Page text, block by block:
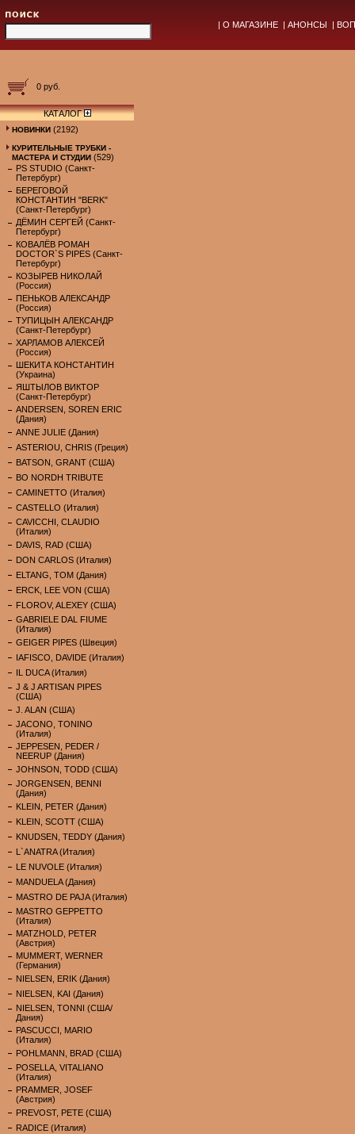
| О МАГАЗИНЕ | АНОНСЫ |
0 руб.
КАТАЛОГ
НОВИНКИ (2192)
КУРИТЕЛЬНЫЕ ТРУБКИ -
МАСТЕРА И СТУДИИ (529)
PS STUDIO (Санкт-
Петербург)
БЕРЕГОВОЙ
КОНСТАНТИН "BERK"
(Санкт-Петербург)
ДЁМИН СЕРГЕЙ (Санкт-
Петербург)
КОВАЛЁВ РОМАН
DOCTOR`S PIPES (Санкт-
Петербург)
КОЗЫРЕВ НИКОЛАЙ
(Россия)
ПЕНЬКОВ АЛЕКСАНДР
(Россия)
ТУПИЦЫН АЛЕКСАНДР
(Санкт-Петербург)
ХАРЛАМОВ АЛЕКСЕЙ
(Россия)
ШЕКИТА КОНСТАНТИН
(Украина)
ЯШТЫЛОВ ВИКТОР
(Санкт-Петербург)
ANDERSEN, SOREN ERIC
(Дания)
ANNE JULIE (Дания)
ASTERIOU, CHRIS (Греция)
BATSON, GRANT (США)
BO NORDH TRIBUTE
CAMINETTO (Италия)
CASTELLO (Италия)
CAVICCHI, CLAUDIO
(Италия)
DAVIS, RAD (США)
DON CARLOS (Италия)
ELTANG, TOM (Дания)
ERCK, LEE VON (США)
FLOROV, ALEXEY (США)
GABRIELE DAL FIUME
(Италия)
GEIGER PIPES (Швеция)
IAFISCO, DAVIDE (Италия)
IL DUCA (Италия)
J & J ARTISAN PIPES
(США)
J. ALAN (США)
JACONO, TONINO
(Италия)
JEPPESEN, PEDER /
NEERUP (Дания)
JOHNSON, TODD (США)
JORGENSEN, BENNI
(Дания)
KLEIN, PETER (Дания)
KLEIN, SCOTT (США)
KNUDSEN, TEDDY (Дания)
L`ANATRA (Италия)
LE NUVOLE (Италия)
MANDUELA (Дания)
MASTRO DE PAJA (Италия)
MASTRO GEPPETTO
(Италия)
MATZHOLD, PETER
(Австрия)
MUMMERT, WERNER
(Германия)
NIELSEN, ERIK (Дания)
NIELSEN, KAI (Дания)
NIELSEN, TONNI (США/
Дания)
PASCUCCI, MARIO
(Италия)
POHLMANN, BRAD (США)
POSELLA, VITALIANO
(Италия)
PRAMMER, JOSEF
(Австрия)
PREVOST, PETE (США)
RADICE (Италия)